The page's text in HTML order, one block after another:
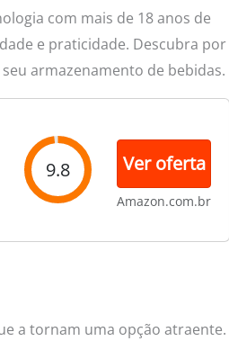
com mais de 18 anos de
e praticidade. Descubra por
armazenamento de bebidas.
9.8 Ver oferta
Amazon.com.br
a tornam uma opção atraente.